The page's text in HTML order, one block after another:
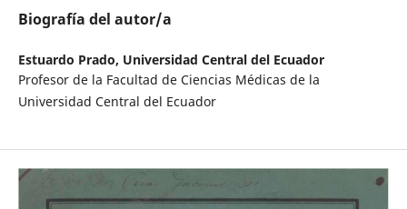
Biografía del autor/a
Estuardo Prado, Universidad Central del Ecuador
Profesor de la Facultad de Ciencias Médicas de la
Universidad Central del Ecuador